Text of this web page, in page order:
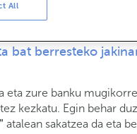
bat berresteko
eta zure banku
kezkatu. Egin behar
atalean sakatzea da eta
All